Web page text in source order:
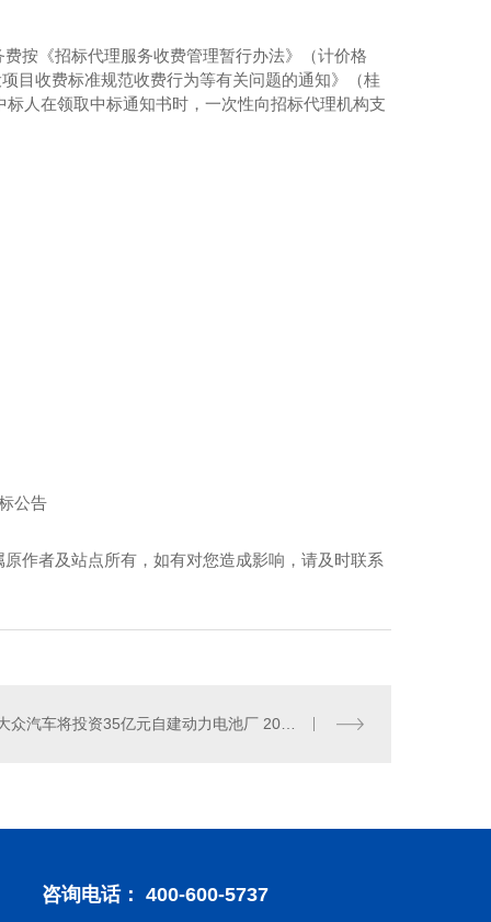
按《招标代理服务收费管理暂行办法》（计价格
目收费标准规范收费行为等有关问题的通知》（桂
人在领取中标通知书时，一次性向招标代理机构支
公告
作者及站点所有，如有对您造成影响，请及时联系
大众汽车将投资35亿元自建动力电池厂 2023年正式投产
咨询电话： 400-600-5737